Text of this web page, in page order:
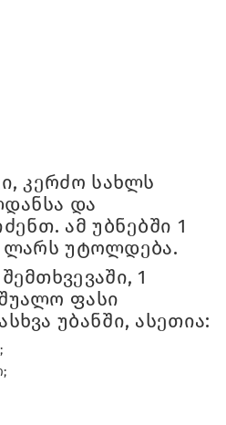
კერძო სახლს
და
ამ უბნებში 1
ლარს უტოლდება.
1
ფასი
უბანში, ასეთია: